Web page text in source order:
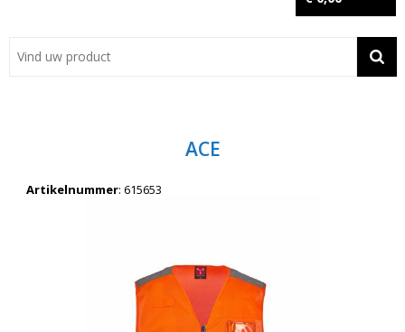
Contact
Wil je snel een advies? Bel nu 053-7920045 of 06-55731304
ACE
Artikelnummer: 615653